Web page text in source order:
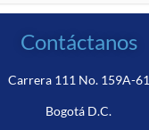
Contáctanos
Carrera 111 No. 159A-61
Bogotá D.C.